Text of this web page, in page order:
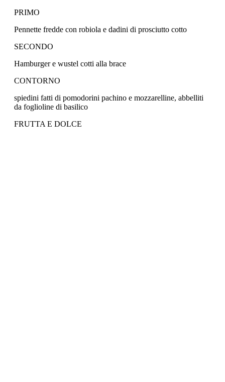
PRIMO
Pennette fredde con robiola e dadini di prosciutto cotto
SECONDO
Hamburger e wustel cotti alla brace
CONTORNO
spiedini fatti di pomodorini pachino e mozzarelline, abbelliti
da foglioline di basilico
FRUTTA E DOLCE